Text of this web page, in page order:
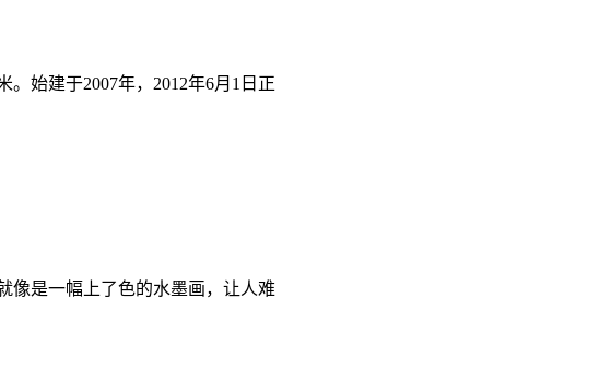
始建于2007年，2012年6月1日正
像是一幅上了色的水墨画，让人难